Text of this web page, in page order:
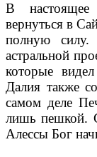
В
вернуться в
полную силу.
астральной
которые
Далия также
самом деле
лишь пешкой.
Алессы Бог